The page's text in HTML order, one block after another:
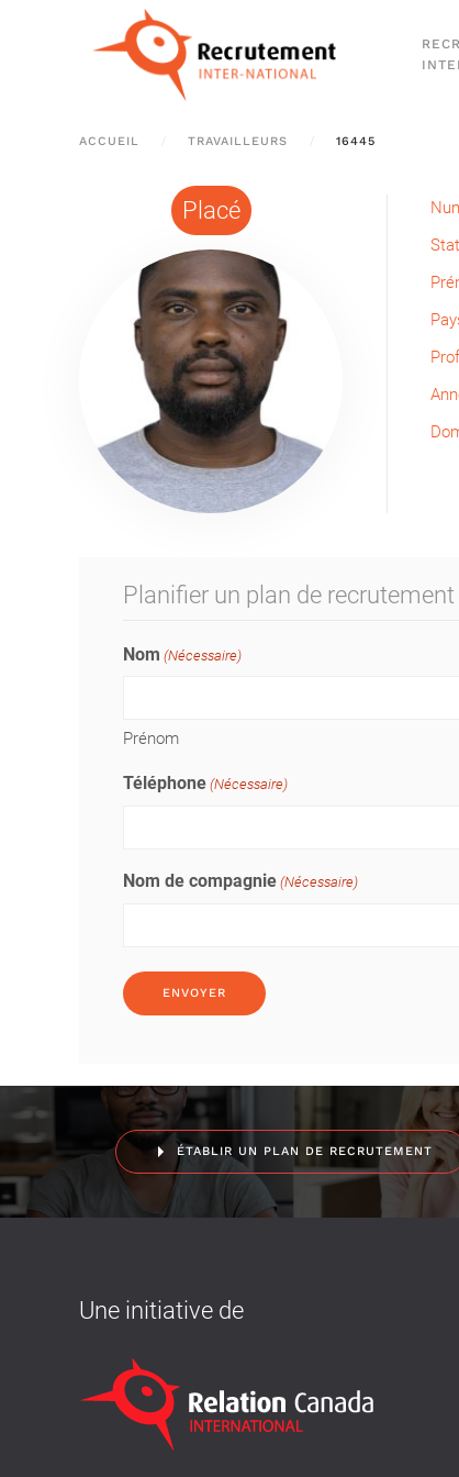
Passer au contenu principal
ACCUEIL TRAVAILLEURS 16445
Placé
Planifier un plan de recrutement
Nom (Nécessaire)
Prénom
Téléphone (Nécessaire)
Nom de compagnie (Nécessaire)
ÉTABLIR UN PLAN DE RECRUTEMENT
Une initiative de